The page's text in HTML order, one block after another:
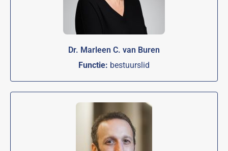
Dr. Marleen C. van Buren
Functie: bestuurslid